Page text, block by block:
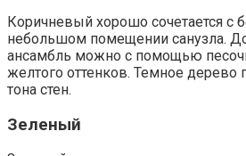
Коричневый хорошо сочетается
небольшом помещении санузла.
ансамбль можно с помощью
желтого оттенков. Темное
тона стен.
Зеленый